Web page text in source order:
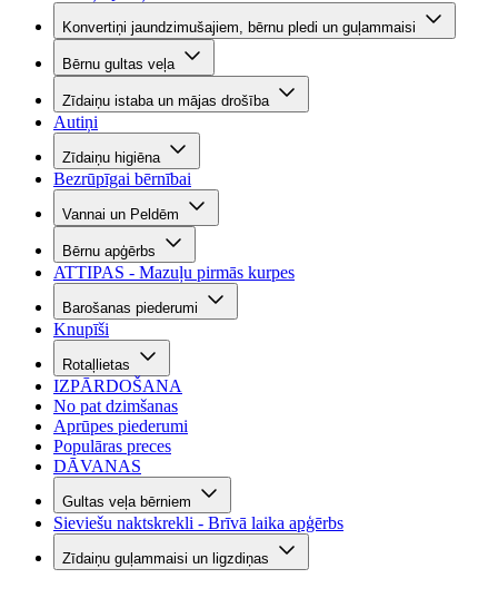
Konvertiņi jaundzimušajiem, bērnu pledi un guļammaisi
Bērnu gultas veļa
Zīdaiņu istaba un mājas drošība
Autiņi
Zīdaiņu higiēna
Bezrūpīgai bērnībai
Vannai un Peldēm
Bērnu apģērbs
ATTIPAS - Mazuļu pirmās kurpes
Barošanas piederumi
Knupīši
Rotaļlietas
IZPĀRDOŠANA
No pat dzimšanas
Aprūpes piederumi
Populāras preces
DĀVANAS
Gultas veļa bērniem
Sieviešu naktskrekli - Brīvā laika apģērbs
Zīdaiņu guļammaisi un ligzdiņas